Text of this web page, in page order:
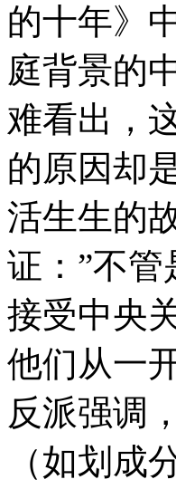
的十年》
庭背景的
难看出，
的原因却
活生生的
证：”不
接受中央
他们从一
反派强调
（如划成